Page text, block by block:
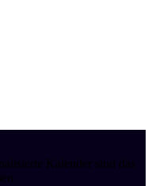
Kalender sind das